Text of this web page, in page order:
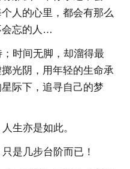
人的心里，都会有那么
会忘的人…
时间无脚，却溜得最
光阴，用年轻的生命承
际下，追寻自己的梦
生亦是如此。
是几步台阶而已！